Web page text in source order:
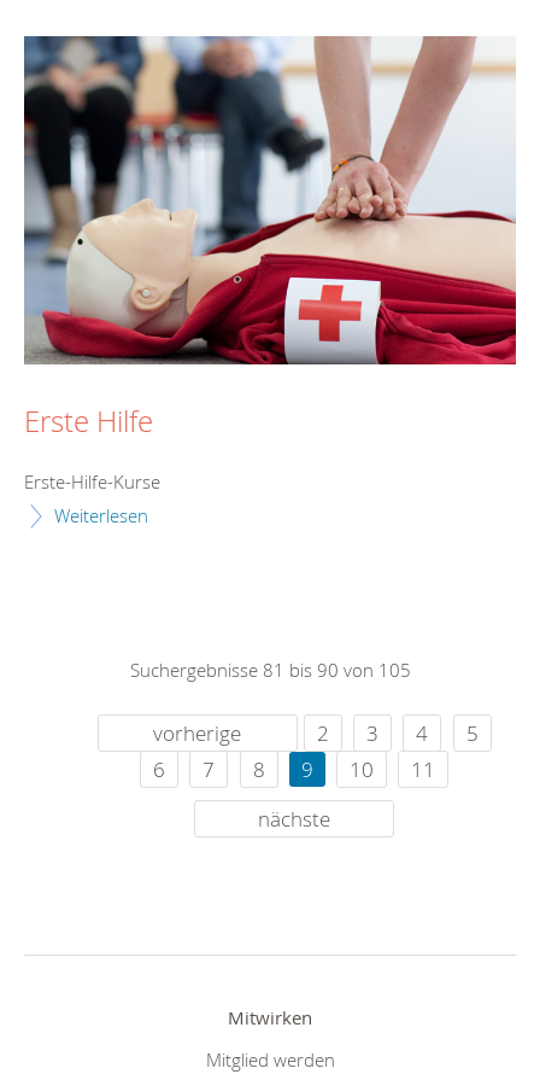
Erste Hilfe
Erste-Hilfe-Kurse
Weiterlesen
Suchergebnisse 81 bis 90 von 105
vorherige 2 3 4
5
6
7 8 9 10
11
nächste
Mitwirken
Mitglied werden